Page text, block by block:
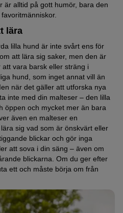
är alltid på gott humör, bara den
lära
lilla hund är inte svårt ens för
att lära sig saker, men den är
vara barsk eller sträng i
hund, som inget annat vill än
när det gäller att utforska nya
inte med din malteser – den lilla
öppen och mycket mer än bara
även en malteser en
sig vad som är önskvärt eller
blickar och gör inga
att sova i din säng – även om
blickarna. Om du ger efter
ett och måste börja om från